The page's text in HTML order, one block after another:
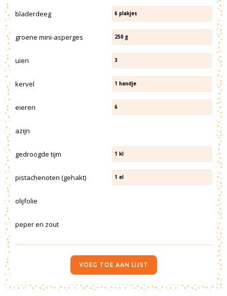
bladerdeeg 6 plakjes
groene mini-asperges 250 g
uien 3
kervel 1 handje
eieren 6
azijn
gedroogde tijm 1 kl
pistachenoten (gehakt) 1 el
olijfolie
peper en zout
VOEG TOE AAN LIJST